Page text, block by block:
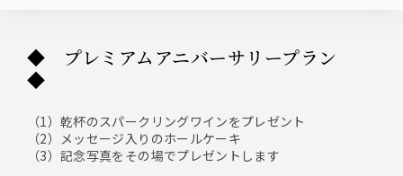
◆ プレミアムアニバーサリープラン
◆
（1）乾杯のスパークリングワインをプレゼント
（2）メッセージ入りのホールケーキ
（3）記念写真をその場でプレゼントします